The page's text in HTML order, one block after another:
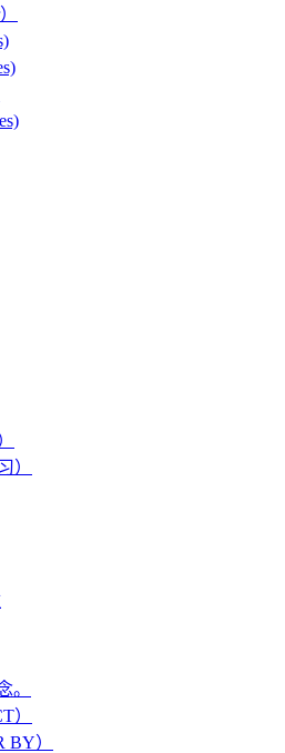
）
。
）
BY）